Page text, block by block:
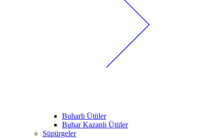
Buharlı Ütüler
Buhar Kazanlı Ütüler
Süpürgeler